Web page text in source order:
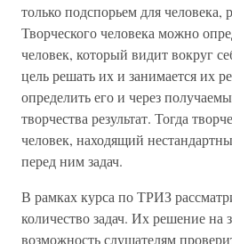
только подспорьем для человека,
Творческого человека можно
человек, который видит вокруг
цель решать их и занимается их
определить его и через
творчества результат. Тогда
человек, находящий
перед ним задач.
В рамках курса по ТРИЗ
количество задач. Их решение на
возможность слушателям